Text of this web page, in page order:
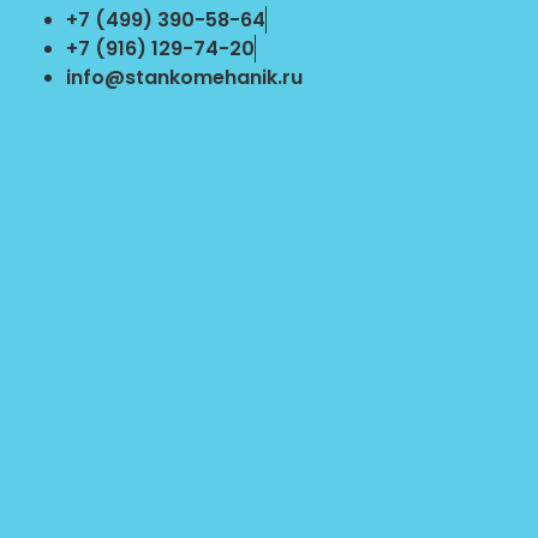
Перейти
содержимому
+7 (499) 390-58-64
+7 (916) 129-74-20
info@stankomehanik.ru